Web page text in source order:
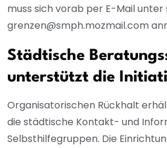
muss sich vorab per E-Mail
grenzen@smph.mozmail.com
Städtische
unterstützt die
Organisatorischen Rückhalt
die städtische Kontakt- und
Selbsthilfegruppen. Die